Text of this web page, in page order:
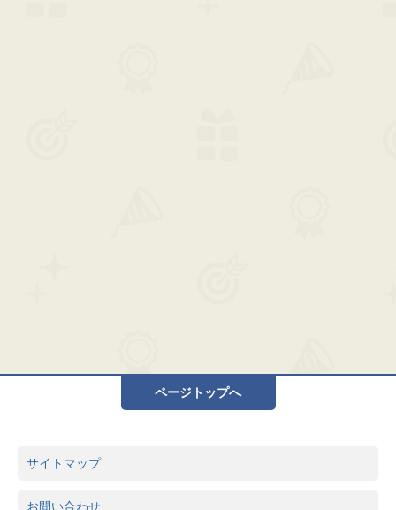
ページトップへ
サイトマップ
お問い合わせ